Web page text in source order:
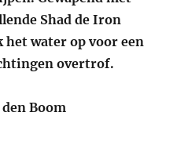
Shad de Iron
het water op voor een
overtrof.
Boom